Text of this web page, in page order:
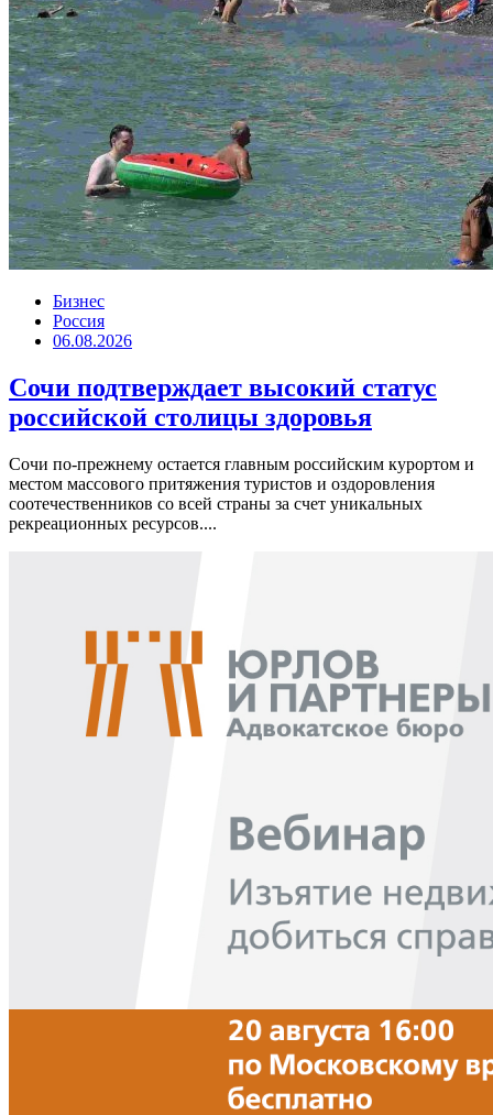
Бизнес
Россия
06.08.2026
Сочи подтверждает высокий статус
российской столицы здоровья
Сочи по-прежнему остается главным российским курортом и
местом массового притяжения туристов и оздоровления
соотечественников со всей страны за счет уникальных
рекреационных ресурсов....